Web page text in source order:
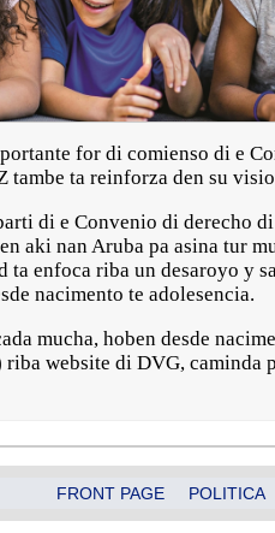
for di comienso di e
tambe ta reinforza den su
di e Convenio di derecho
aki nan Aruba pa asina tur
ta enfoca riba un desaroyo y
nacimento te adolesencia.
mucha, hoben desde
website di DVG, caminda
FRONT PAGE POLITICA